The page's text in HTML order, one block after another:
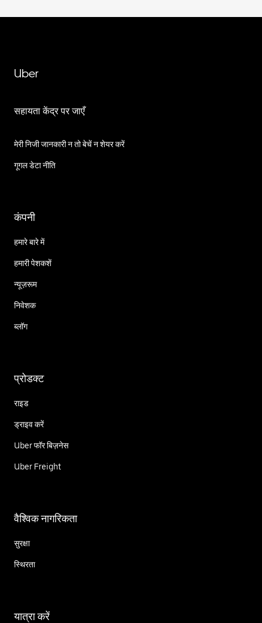
Uber
सहायता केंद्र पर जाएँ
मेरी निजी जानकारी न तो बेचें न शेयर करें
गूगल डेटा नीति
कंपनी
हमारे बारे में
हमारी पेशकशें
न्यूज़रूम
निवेशक
ब्लॉग
प्रोडक्ट
राइड
ड्राइव करें
Uber फॉर बिज़नेस
Uber Freight
वैश्विक नागरिकता
सुरक्षा
स्थिरता
यात्रा करें